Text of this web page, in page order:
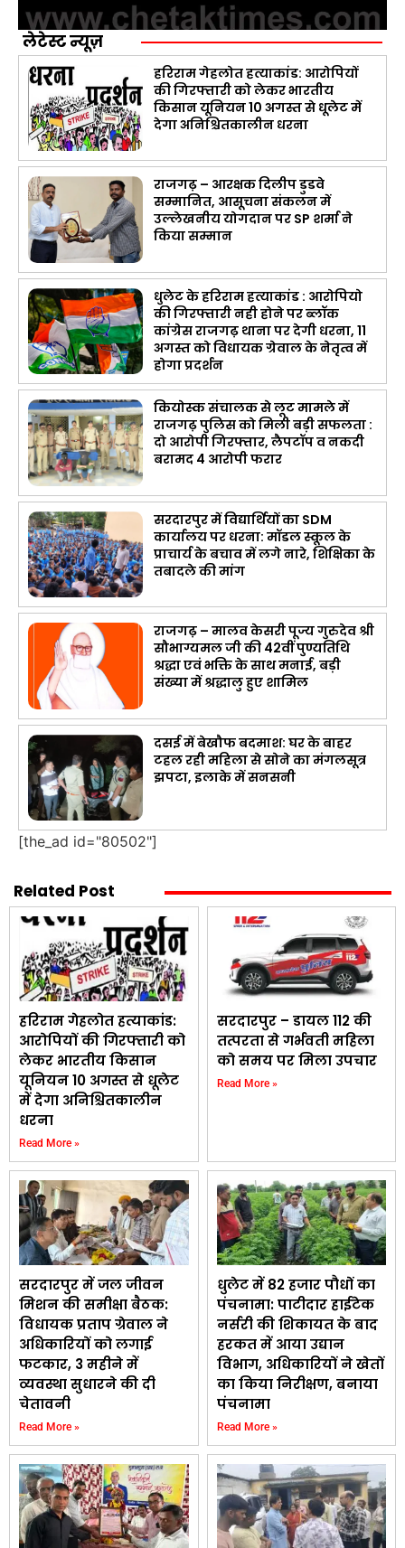
लेटेस्ट न्यूज़
हरिराम गेहलोत हत्याकांड: आरोपियों
की गिरफ्तारी को लेकर भारतीय
किसान यूनियन 10 अगस्त से धूलेट में
देगा अनिश्चितकालीन धरना
राजगढ़ – आरक्षक दिलीप डुडवे
सम्मानित, आसूचना संकलन में
उल्लेखनीय योगदान पर SP शर्मा ने
किया सम्मान
धुलेट के हरिराम हत्याकांड : आरोपियो
की गिरफ्तारी नही होने पर ब्लॉक
कांग्रेस राजगढ़ थाना पर देगी धरना, 11
अगस्त को विधायक ग्रेवाल के नेतृत्व में
होगा प्रदर्शन
कियोस्क संचालक से लूट मामले में
राजगढ़ पुलिस को मिली बड़ी सफलता :
दो आरोपी गिरफ्तार, लैपटॉप व नकदी
बरामद 4 आरोपी फरार
सरदारपुर में विद्यार्थियों का SDM
कार्यालय पर धरना: मॉडल स्कूल के
प्राचार्य के बचाव में लगे नारे, शिक्षिका के
तबादले की मांग
राजगढ़ – मालव केसरी पूज्य गुरुदेव श्री
सौभाग्यमल जी की 42वीं पुण्यतिथि
श्रद्धा एवं भक्ति के साथ मनाई, बड़ी
संख्या में श्रद्धालु हुए शामिल
दसई में बेखौफ बदमाश: घर के बाहर
टहल रही महिला से सोने का मंगलसूत्र
झपटा, इलाके में सनसनी
[the_ad id="80502"]
Related Post
हरिराम गेहलोत हत्याकांड:
आरोपियों की गिरफ्तारी को
लेकर भारतीय किसान
यूनियन 10 अगस्त से धूलेट
में देगा अनिश्चितकालीन
धरना
Read More »
सरदारपुर – डायल 112 की
तत्परता से गर्भवती महिला
को समय पर मिला उपचार
Read More »
सरदारपुर में जल जीवन
मिशन की समीक्षा बैठक:
विधायक प्रताप ग्रेवाल ने
अधिकारियों को लगाई
फटकार, 3 महीने में
व्यवस्था सुधारने की दी
चेतावनी
Read More »
धुलेट में 82 हजार पौधों का
पंचनामा: पाटीदार हाईटेक
नर्सरी की शिकायत के बाद
हरकत में आया उद्यान
विभाग, अधिकारियों ने खेतों
का किया निरीक्षण, बनाया
पंचनामा
Read More »